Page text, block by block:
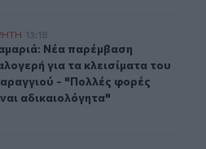
Καλογερή για τα κλεισίματα
13:18
Νέα παρέμβαση Καλογερή
Νέα παρέμβαση
για τα κλεισίματα του
- "Πολλές φορές
αδικαιολόγητα"